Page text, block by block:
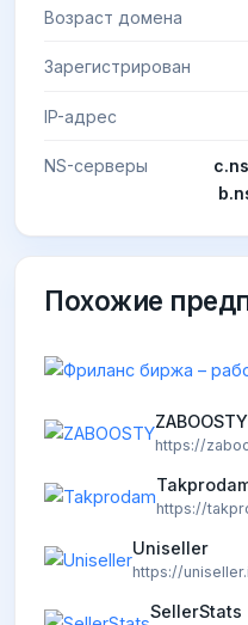
Возраст домена
Зарегистрирован
IP-адрес
NS-серверы
Похожие
ZABOOSTY
https://
https://
Uniseller
https://
SellerStats